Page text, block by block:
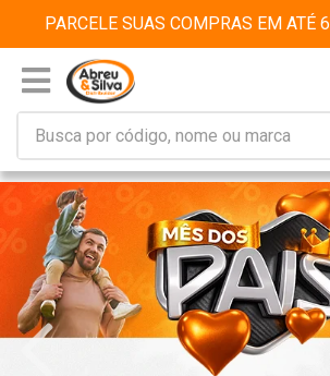
PARCELE SUAS COMPRAS EM ATÉ